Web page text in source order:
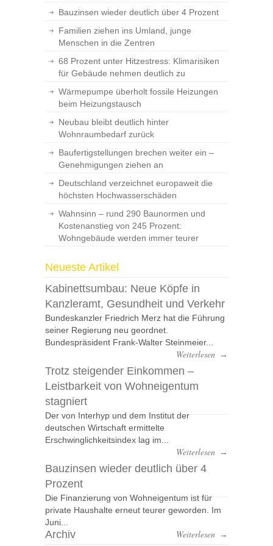
Bauzinsen wieder deutlich über 4 Prozent
Familien ziehen ins Umland, junge
Menschen in die Zentren
68 Prozent unter Hitzestress: Klimarisiken
für Gebäude nehmen deutlich zu
Wärmepumpe überholt fossile Heizungen
beim Heizungstausch
Neubau bleibt deutlich hinter
Wohnraumbedarf zurück
Baufertigstellungen brechen weiter ein –
Genehmigungen ziehen an
Deutschland verzeichnet europaweit die
höchsten Hochwasserschäden
Wahnsinn – rund 290 Baunormen und
Kostenanstieg von 245 Prozent:
Wohngebäude werden immer teurer
Neueste Artikel
Kabinettsumbau: Neue Köpfe in
Kanzleramt, Gesundheit und Verkehr
Bundeskanzler Friedrich Merz hat die Führung
seiner Regierung neu geordnet.
Bundespräsident Frank-Walter Steinmeier...
Weiterlesen →
Trotz steigender Einkommen –
Leistbarkeit von Wohneigentum
stagniert
Der von Interhyp und dem Institut der
deutschen Wirtschaft ermittelte
Erschwinglichkeitsindex lag im...
Weiterlesen →
Bauzinsen wieder deutlich über 4
Prozent
Die Finanzierung von Wohneigentum ist für
private Haushalte erneut teurer geworden. Im
Juni...
Weiterlesen →
Archiv